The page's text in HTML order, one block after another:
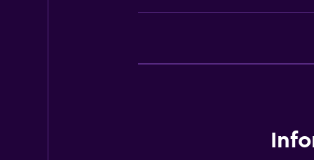
Unidad ubicada en la planta baja
Mascotas permitidas bajo